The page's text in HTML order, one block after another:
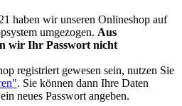
haben wir unseren Onlineshop auf
umgezogen. Aus
wir Ihr Passwort nicht
registriert gewesen sein, nutzen Sie
. Sie können dann Ihre Daten
neues Passwort angeben.